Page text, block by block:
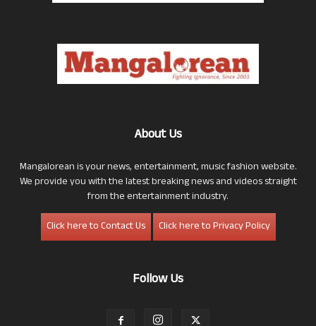
About Us
Mangalorean is your news, entertainment, music fashion website.
We provide you with the latest breaking news and videos straight
from the entertainment industry.
Click here to Contact Us
Click here to Privacy Policy
Follow Us